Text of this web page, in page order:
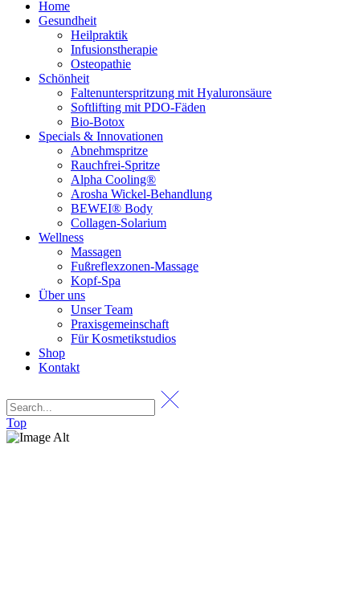
Home
Gesundheit
Heilpraktik
Infusionstherapie
Osteopathie
Schönheit
Faltenunterspritzung mit Hyaluronsäure
Softlifting mit PDO-Fäden
Bio-Botox
Specials & Innovationen
Abnehmspritze
Rauchfrei-Spritze
Alpha Cooling®
Arosha Wickel-Behandlung
BEWEI® Body
Collagen-Solarium
Wellness
Massagen
Fußreflexzonen-Massage
Kopf-Spa
Über uns
Unser Team
Praxisgemeinschaft
Für Kosmetikstudios
Shop
Kontakt
Top